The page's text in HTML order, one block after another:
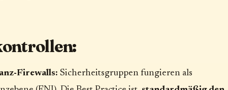
Firewalls: Sicherheitsgruppen fungieren als